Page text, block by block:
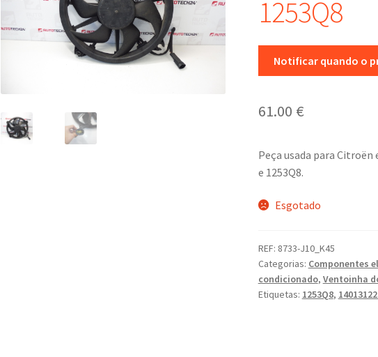
1253Q8
Notificar quando o
61.00 €
Peça usada para Citroën
e 1253Q8.
Esgotado
REF: 8733-J10_K45
Categorias: Componentes
condicionado, Ventoinha
Etiquetas: 1253Q8,